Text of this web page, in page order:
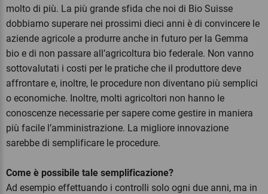
molto di più. La più grande sfida che noi di Bio Suisse
dobbiamo superare nei prossimi dieci anni è di convincere le
aziende agricole a produrre anche in futuro per la Gemma
bio e di non passare all’agricoltura bio federale. Non vanno
sottovalutati i costi per le pratiche che il produttore deve
affrontare e, inoltre, le procedure non diventano più semplici
o economiche. Inoltre, molti agricoltori non hanno le
conoscenze necessarie per sapere come gestire in maniera
più facile l’amministrazione. La migliore innovazione
sarebbe di semplificare le procedure.
Come è possibile tale semplificazione?
Ad esempio effettuando i controlli solo ogni due anni, ma in